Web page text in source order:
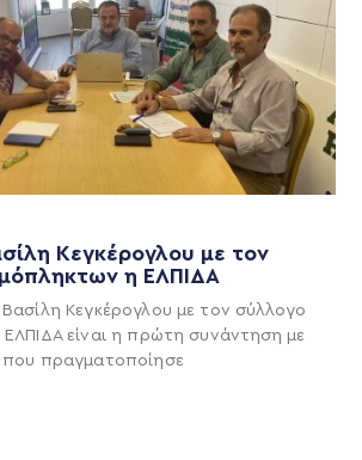
Κεγκέρογλου με τον
η ΕΛΠΙΔΑ
Κεγκέρογλου με τον σύλλογο
είναι η πρώτη συνάντηση με
πραγματοποίησε